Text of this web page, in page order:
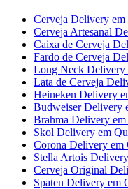
Cerveja Delivery em
Cerveja Artesanal
Caixa de Cerveja
Fardo de Cerveja
Long Neck Delivery
Lata de Cerveja
Heineken Delivery
Budweiser Delivery
Brahma Delivery em
Skol Delivery em
Corona Delivery em
Stella Artois Delivery
Cerveja Original
Spaten Delivery em